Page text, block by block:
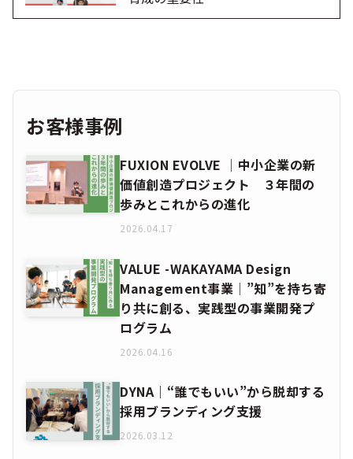
価値創造プロジェクト ３年間の
2026.04.17
VALUE -WAKAYAMA Design
Management事業│”知”を持ち寄
り共に創る、実践型の事業開発プ
ログラム
DYNA｜“誰でもいい”から脱却する
採用ブランディング支援
戦」の連鎖を、若者世代から。ロ
ーカルSDGsに取り組み続ける。
2025.12.02